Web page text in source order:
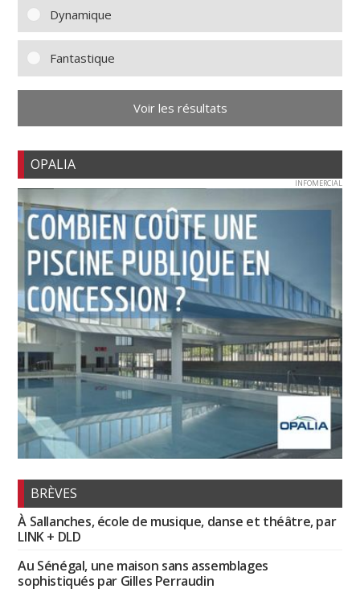
Dynamique
Fantastique
Voir les résultats
OPALIA
INFOMERCIAL
BRÈVES
À Sallanches, école de musique, danse et théâtre, par
LINK + DLD
Au Sénégal, une maison sans assemblages
sophistiqués par Gilles Perraudin